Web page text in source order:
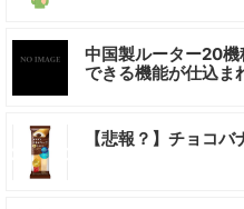
中国製ルーター20
できる機能が仕込ま
【悲報？】チョコ